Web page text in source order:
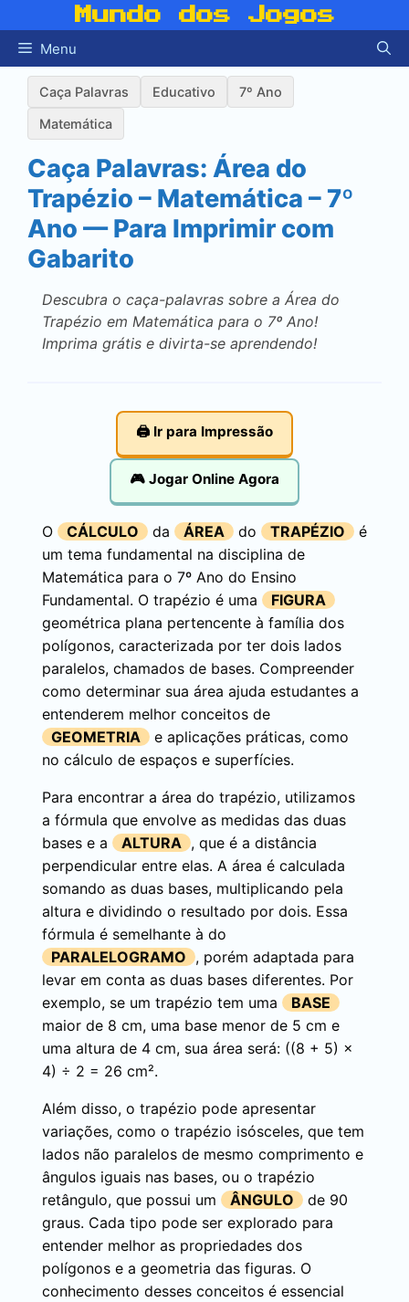
para
conteúdo
Mundo dos Jogos
Menu
Caça Palavras Educativo 7º Ano
Matemática
Caça Palavras: Área do
Trapézio – Matemática – 7º
Ano — Para Imprimir com
Gabarito
Descubra o caça-palavras sobre a Área do
Trapézio em Matemática para o 7º Ano!
Imprima grátis e divirta-se aprendendo!
🖨️ Ir para Impressão
🎮 Jogar Online Agora
O CÁLCULO da ÁREA do TRAPÉZIO
é
um tema fundamental na disciplina de
Matemática para o 7º Ano do Ensino
Fundamental. O trapézio é uma
FIGURA
geométrica plana pertencente à família dos
polígonos, caracterizada por ter dois lados
paralelos, chamados de bases. Compreender
como determinar sua área ajuda estudantes a
entenderem melhor conceitos de
GEOMETRIA
e aplicações práticas, como
no cálculo de espaços e superfícies.
Para encontrar a área do trapézio, utilizamos
a fórmula que envolve as medidas das duas
bases e a
ALTURA , que é a distância
perpendicular entre elas. A área é calculada
somando as duas bases, multiplicando pela
altura e dividindo o resultado por dois. Essa
fórmula é semelhante à do
PARALELOGRAMO , porém adaptada para
levar em conta as duas bases diferentes. Por
exemplo, se um trapézio tem uma
BASE
maior de 8 cm, uma base menor de 5 cm e
uma altura de 4 cm, sua área será: ((8 + 5) ×
4) ÷ 2 = 26 cm².
Além disso, o trapézio pode apresentar
variações, como o trapézio isósceles, que tem
lados não paralelos de mesmo comprimento e
ângulos iguais nas bases, ou o trapézio
retângulo, que possui um
ÂNGULO
de 90
graus. Cada tipo pode ser explorado para
entender melhor as propriedades dos
polígonos e a geometria das figuras. O
conhecimento desses conceitos é essencial